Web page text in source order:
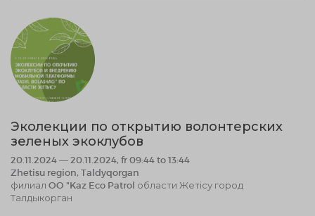
Эколекции по открытию волонтерских
зеленых экоклубов
20.11.2024 — 20.11.2024, fr 09:44 to 13:44
Zhetisu region, Taldyqorgan
филиал OO "Kaz Eco Patrol области Жетісу город
Талдыкорган